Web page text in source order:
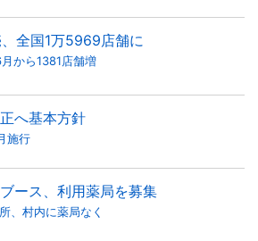
全国1万5969店舗に
から1381店舗増
へ基本方針
施行
ース、利用薬局を募集
、村内に薬局なく